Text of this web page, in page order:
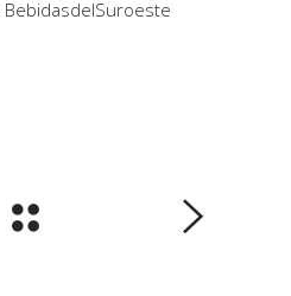
BebidasdelSuroeste